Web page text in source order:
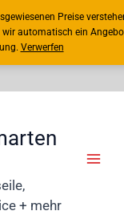
Preise
automatisch ein
Verwerfen
+ mehr